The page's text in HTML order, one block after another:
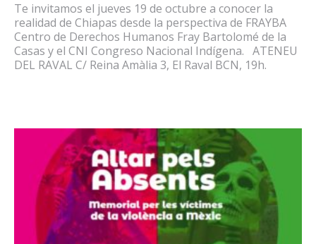
Te invitamos el jueves 19 de octubre a conocer la
realidad de Chiapas desde la perspectiva de FRAYBA
Centro de Derechos Humanos Fray Bartolomé de la
Casas y el CNI Congreso Nacional Indígena. ATENEU
DEL RAVAL C/ Reina Amàlia 3, El Raval BCN, 19h.